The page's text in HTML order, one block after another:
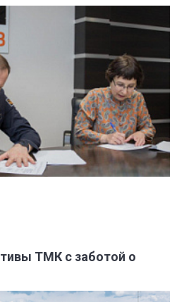
ТМК с заботой о